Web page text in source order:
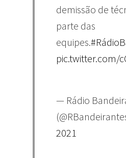
demissão de
parte das
equipes.
pic.twitter.com/
— Rádio
2021